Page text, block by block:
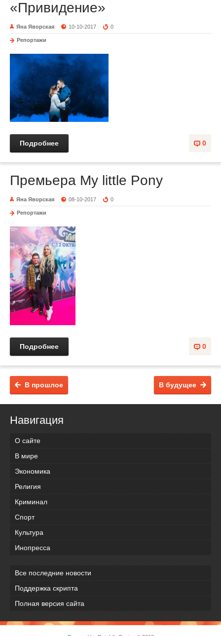
«Привидение»
Яна Яворская 10-10-2017 0
Репортажи
0
Подробнее
Премьера My little Pony
Яна Яворская 08-10-2017 0
Репортажи
0
Подробнее
В будущее
В прошлое
Навигация
О сайте
В мире
Экономика
Религия
Криминал
Спорт
Культура
Инопресса
Все последние новости
Поддержка скрипта
Полная версия сайта